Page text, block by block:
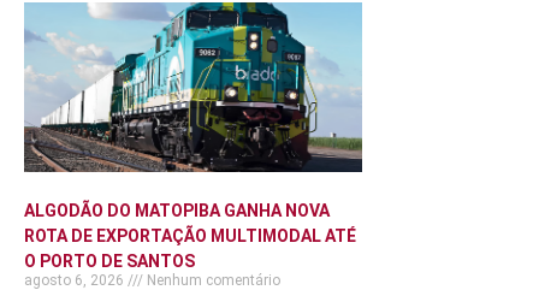
ALGODÃO DO MATOPIBA GANHA NOVA
ROTA DE EXPORTAÇÃO MULTIMODAL ATÉ
O PORTO DE SANTOS
agosto 6, 2026 Nenhum comentário